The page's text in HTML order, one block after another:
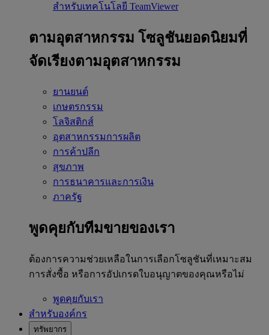
สำหรับเทคโนโลยี TeamViewer
ตามอุตสาหกรรม โซลูชันยอดนิยมที่
จัดเรียงตามอุตสาหกรรม
ยานยนต์
เกษตรกรรม
โลจิสติกส์
อุตสาหกรรมการผลิต
การค้าปลีก
สุขภาพ
การธนาคารและการเงิน
ภาครัฐ
พูดคุยกับทีมขายของเรา
ต้องการความช่วยเหลือในการเลือกโซลูชันที่เหมาะสม
การสั่งซื้อ หรือการอัปเกรดใบอนุญาตของคุณหรือไม่
พูดคุยกับเรา
สำหรับองค์กร
ทรัพยากร